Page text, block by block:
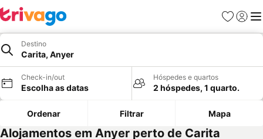
Favoritos
Iniciar
Destino
Carita, Anyer
Check-in/out
Escolha as datas
Hóspedes e quartos
2 hóspedes, 1 quarto.
Ordenar Filtrar Mapa
Alojamentos em Anyer perto de Carita